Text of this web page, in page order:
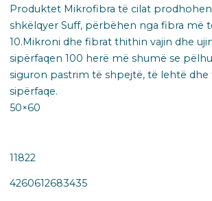
Produktet Mikrofibra të cilat
shkëlqyer Suff, përbëhen nga fibra më
10.Mikroni dhe fibrat thithin vajin dhe
sipërfaqen 100 herë më shumë se
siguron pastrim të shpejtë, të lehtë dhe
sipërfaqe.
50×60
11822
4260612683435